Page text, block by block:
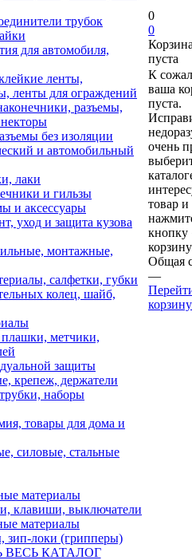
трубок
для автомобиля,
ленты,
ленты для ограждений
разъемы,
без изоляции
и автомобильный
лаки
и гильзы
и аксессуары
уход и защита кузова
монтажные,
салфетки, губки
колец, шайб,
метчики,
защиты
крепеж, держатели
наборы
товары для дома и
силовые, стальные
материалы
клавиши, выключатели
материалы
зип-локи (грипперы)
КАТАЛОГ
0
0
пуста
К
ваша
пуста.
очень
товар и
кнопку
Общая
—
корзину